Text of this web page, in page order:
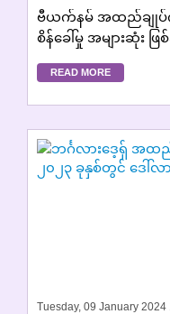
ဗီယက်နမ် အထည်ချု
စိန်ခေါ်မှု အများဆုံး ဖြ
READ MORE
Tuesday, 09 January 2024